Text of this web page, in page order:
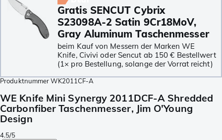
Gratis SENCUT Cybrix
S23098A-2 Satin 9Cr18MoV,
Gray Aluminum Taschenmesser
beim Kauf von Messern der Marken WE
Knife, Civivi oder Sencut ab 150 € Bestellwert
(1× pro Bestellung, solange der Vorrat reicht)
Produktnummer WK2011CF-A
WE Knife Mini Synergy 2011DCF-A Shredded
Carbonfiber Taschenmesser, Jim O'Young
Design
4.5/5